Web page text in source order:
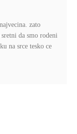
zato
da smo rodeni
na srce tesko ce